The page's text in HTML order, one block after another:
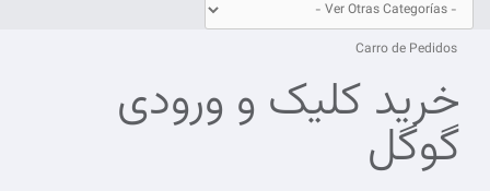
Carro de Pedidos
خرید کلیک و ورودی
گوگل